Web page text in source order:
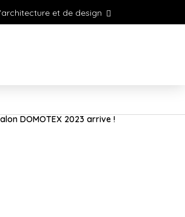
et de design
DOMOTEX 2023 arrive !